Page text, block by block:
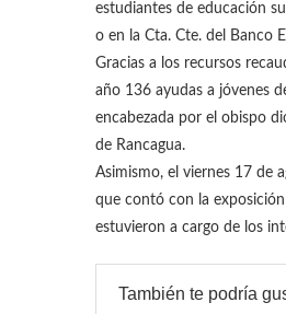
estudiantes de educación
o en la Cta. Cte. del Banco
Gracias a los recursos
año 136 ayudas a jóvenes
encabezada por el obispo
de Rancagua.
Asimismo, el viernes 17 de
que contó con la
estuvieron a cargo de los
También te podría